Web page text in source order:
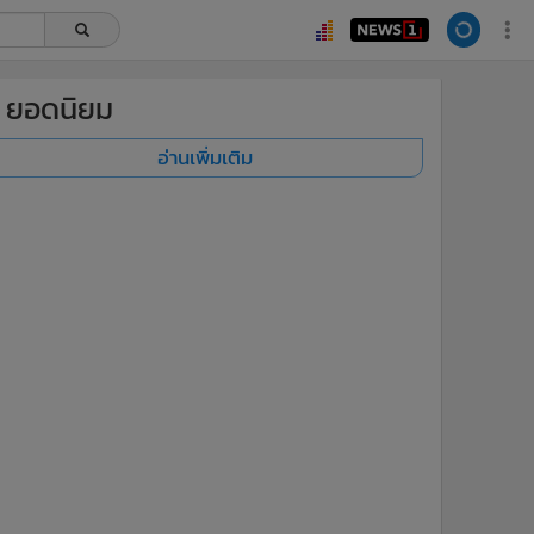
ยอดนิยม
อ่านเพิ่มเติม